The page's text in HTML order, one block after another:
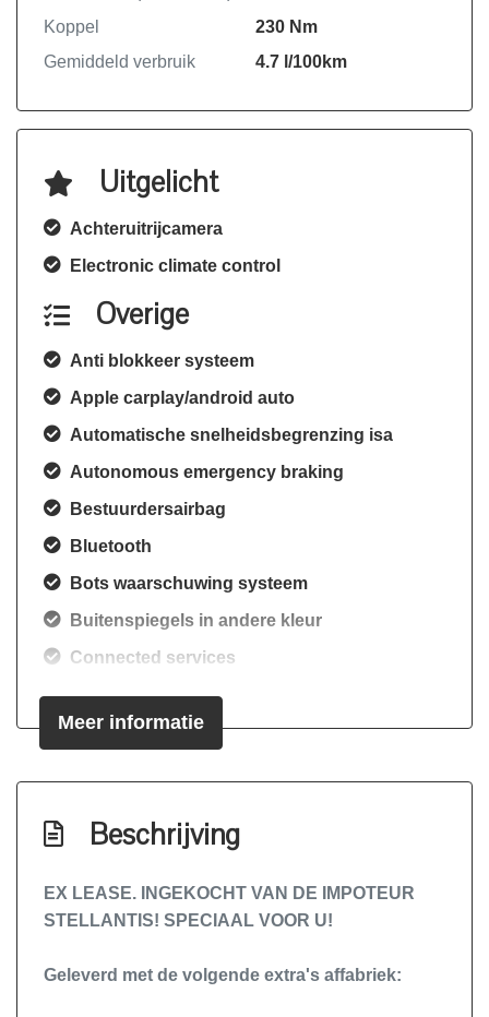
Koppel
230 Nm
Gemiddeld verbruik
4.7 l/100km
Uitgelicht
Achteruitrijcamera
Electronic climate control
Overige
Anti blokkeer systeem
Apple carplay/android auto
Automatische snelheidsbegrenzing isa
Autonomous emergency braking
Bestuurdersairbag
Bluetooth
Bots waarschuwing systeem
Buitenspiegels in andere kleur
Connected services
Dak in carrosseriekleur
Dodehoek detectie
Extra getinte zijruiten en achterruit
Keyless entry/start
Meer informatie
Beschrijving
EX LEASE. INGEKOCHT VAN DE IMPOTEUR
STELLANTIS! SPECIAAL VOOR U!
Geleverd met de volgende extra's affabriek: